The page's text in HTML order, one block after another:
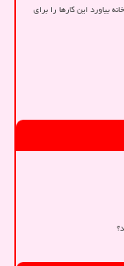
بیاورد این کارها را برای